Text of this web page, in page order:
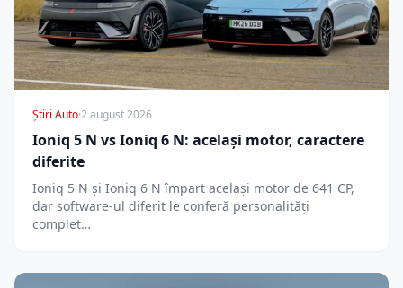
Știri Auto·2 august 2026
Ioniq 5 N vs Ioniq 6 N: același motor, caractere
diferite
Ioniq 5 N și Ioniq 6 N împart același motor de 641 CP,
dar software-ul diferit le conferă personalități
complet…